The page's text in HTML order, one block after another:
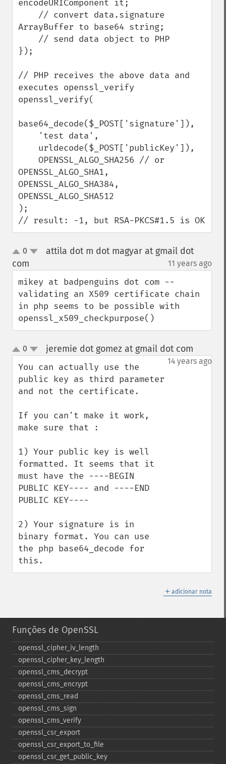
encodeURIComponent it;
ArrayBuffer to base64 string;
});
// PHP receives the above data and
executes openssl_verify
openssl_verify(
base64_decode($_POST['signature']),
OPENSSL_ALGO_SHA1,
OPENSSL_ALGO_SHA384,
OPENSSL_ALGO_SHA512
);
// result: -1, but RSA-PKCS#1.5 is OK
up0
attila dot m dot magyar at gmail dot
com
11 years ago
mikey at badpenguins dot com --
validating an X509 certificate chain
in php seems to be possible with
openssl_x509_checkpurpose()
up
down
0 jeremie dot gomez at gmail dot com
14 years ago
You can actually use the
public key as third parameter
and not the certificate.
If you can't make it work,
make sure that :
1) Your public key is well
formatted. It seems that it
must have the ----BEGIN
PUBLIC KEY---- and ----END
PUBLIC KEY----
2) Your signature is in
binary format. You can use
the php base64_decode for
this.
＋ adicionar nota
Funções de OpenSSL
openssl_​cipher_​iv_​length
openssl_​cipher_​key_​length
openssl_​cms_​decrypt
openssl_​cms_​encrypt
openssl_​cms_​read
openssl_​cms_​sign
openssl_​cms_​verify
openssl_​csr_​export
openssl_​csr_​export_​to_​file
openssl_​csr_​get_​public_​key